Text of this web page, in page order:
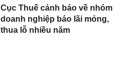
Cục Thuế cảnh báo về nhóm
doanh nghiệp báo lãi mỏng,
thua lỗ nhiều năm